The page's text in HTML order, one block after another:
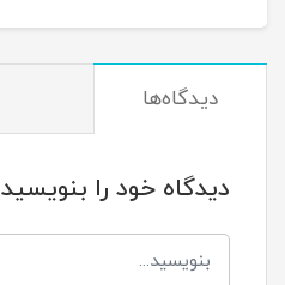
دیدگاه‌ها
دیدگاه خود را بنویسید